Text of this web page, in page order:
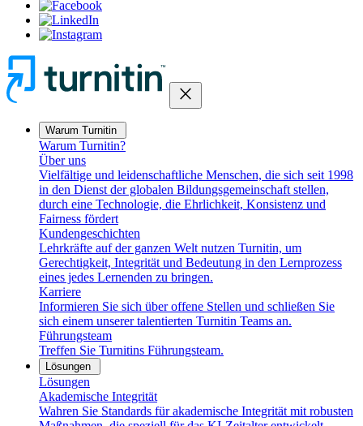
close
Warum Turnitin
Warum Turnitin?
Über uns
Vielfältige und leidenschaftliche Menschen, die sich seit 1998
in den Dienst der globalen Bildungsgemeinschaft stellen,
durch eine Technologie, die Ehrlichkeit, Konsistenz und
Fairness fördert
Kundengeschichten
Lehrkräfte auf der ganzen Welt nutzen Turnitin, um
Gerechtigkeit, Integrität und Bedeutung in den Lernprozess
eines jedes Lernenden zu bringen.
Karriere
Informieren Sie sich über offene Stellen und schließen Sie
sich einem unserer talentierten Turnitin Teams an.
Führungsteam
Treffen Sie Turnitins Führungsteam.
Lösungen
Lösungen
Akademische Integrität
Wahren Sie Standards für akademische Integrität mit robusten